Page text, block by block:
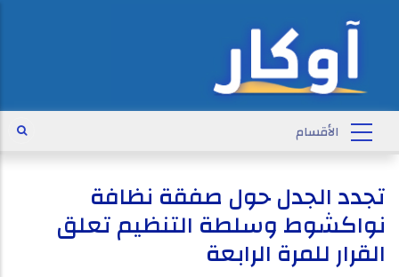
تجدد الجدل حول صفقة نظافة
نواكشوط وسلطة التنظيم تعلق
القرار للمرة الرابعة